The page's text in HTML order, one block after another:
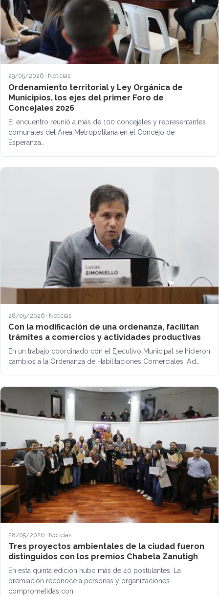
29/05/2026 · Noticias
Ordenamiento territorial y Ley Orgánica de
Municipios, los ejes del primer Foro de
Concejales 2026
El encuentro reunió a más de 100 concejales y representantes
comunales del Área Metropolitana en el Concejo de
Esperanza…
28/05/2026 · Noticias
Con la modificación de una ordenanza, facilitan
trámites a comercios y actividades productivas
En un trabajo coordinado con el Ejecutivo Municipal se hicieron
cambios a la Ordenanza de Habilitaciones Comerciales. Ad…
28/05/2026 · Noticias
Tres proyectos ambientales de la ciudad fueron
distinguidos con los premios Chabela Zanutigh
En esta quinta edición hubo más de 40 postulantes. La
premiación reconoce a personas y organizaciones
comprometidas con…